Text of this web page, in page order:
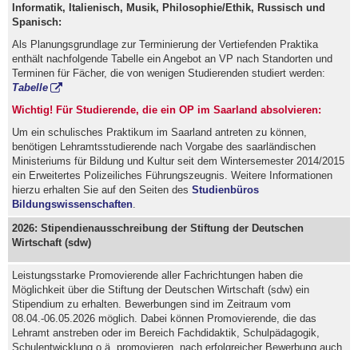
Informatik, Italienisch, Musik, Philosophie/Ethik, Russisch und
Spanisch:
Als Planungsgrundlage zur Terminierung der Vertiefenden Praktika
enthält nachfolgende Tabelle ein Angebot an VP nach Standorten und
Terminen für Fächer, die von wenigen Studierenden studiert werden:
Tabelle
Wichtig! Für Studierende, die ein OP im Saarland absolvieren:
Um ein schulisches Praktikum im Saarland antreten zu können,
benötigen Lehramtsstudierende nach Vorgabe des saarländischen
Ministeriums für Bildung und Kultur seit dem Wintersemester 2014/2015
ein Erweitertes Polizeiliches Führungszeugnis. Weitere Informationen
hierzu erhalten Sie auf den Seiten desStudienbüros
Bildungswissenschaften
2026: Stipendienausschreibung der Stiftung der Deutschen
Wirtschaft (sdw)
Leistungsstarke Promovierende aller Fachrichtungen haben die
Möglichkeit über die Stiftung der Deutschen Wirtschaft (sdw) ein
Stipendium zu erhalten. Bewerbungen sind im Zeitraum vom
08.04.-06.05.2026 möglich. Dabei können Promovierende, die das
Lehramt anstreben oder im Bereich Fachdidaktik, Schulpädagogik,
Schulentwicklung o.ä. promovieren, nach erfolgreicher Bewerbung auch